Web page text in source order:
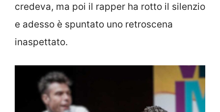
credeva, ma poi il rapper ha rotto il silenzio
e adesso è spuntato uno retroscena
inaspettato.